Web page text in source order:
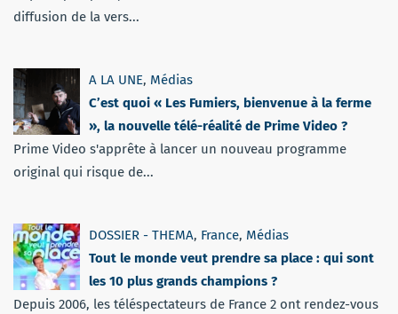
diffusion de la vers...
A LA UNE, Médias
C’est quoi « Les Fumiers, bienvenue à la ferme
», la nouvelle télé-réalité de Prime Video ?
Prime Video s'apprête à lancer un nouveau programme
original qui risque de...
DOSSIER - THEMA, France, Médias
Tout le monde veut prendre sa place : qui sont
les 10 plus grands champions ?
Depuis 2006, les téléspectateurs de France 2 ont rendez-vous